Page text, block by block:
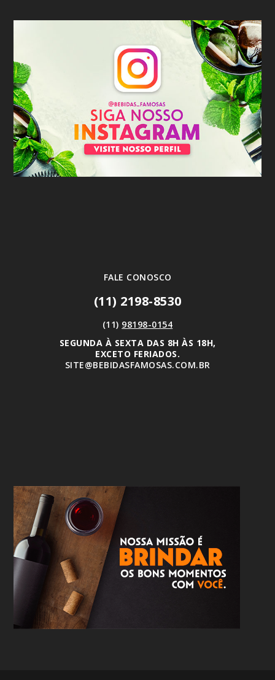
FALE CONOSCO
(11) 2198-8530
(11) 98198-0154
SEGUNDA À SEXTA DAS 8H ÀS 18H,
EXCETO FERIADOS.
SITE@BEBIDASFAMOSAS.COM.BR